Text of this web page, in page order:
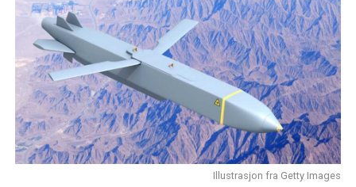
Illustrasjon fra Getty Images